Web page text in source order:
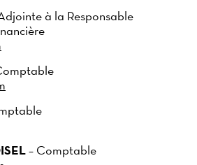
à la Responsable
– Comptable